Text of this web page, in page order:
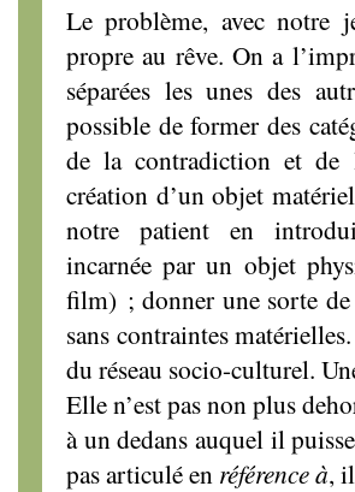
Le problème, avec notre
propre au rêve. On a
séparées les unes des
possible de former des
de la contradiction et de
création d’un objet
notre patient en
incarnée par un objet
film) ; donner une sorte
sans contraintes
du réseau socio-culturel.
Elle n’est pas non plus
à un dedans auquel il
pas articulé en référence à,